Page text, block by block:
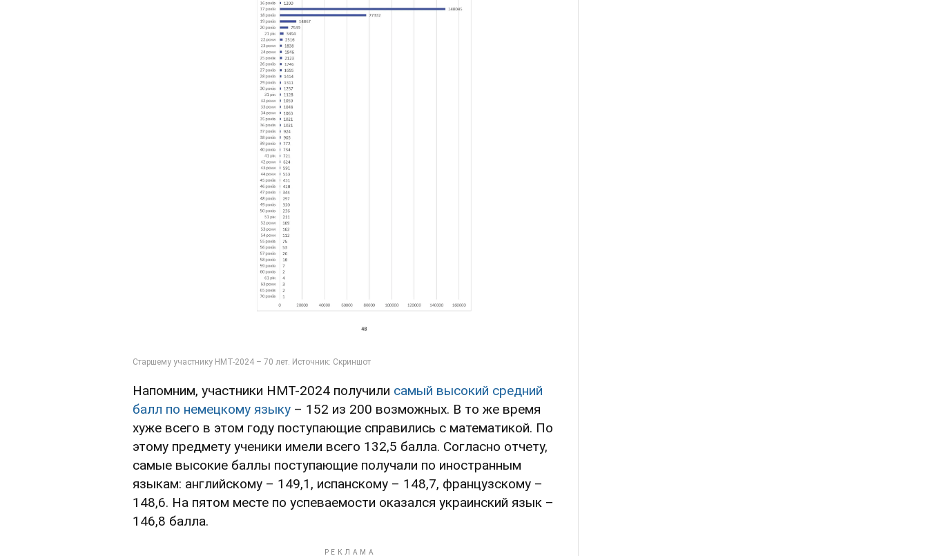
Напомним, участники НМТ-2024 получили самый высокий средний
балл по немецкому языку – 152 из 200 возможных. В то же время
хуже всего в этом году поступающие справились с математикой. По
этому предмету ученики имели всего 132,5 балла. Согласно отчету,
самые высокие баллы поступающие получали по иностранным
языкам: английскому – 149,1, испанскому – 148,7, французскому –
148,6. На пятом месте по успеваемости оказался украинский язык –
146,8 балла.